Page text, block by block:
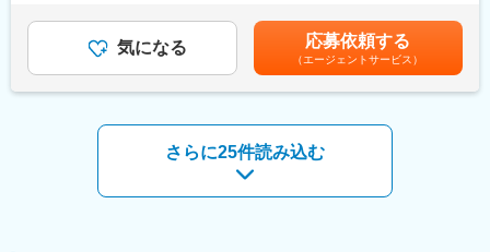
・7,000名を超えるエンジニアが活躍する売上高・顧客数最大級の
エンジニアリングソリューションを展開する企業となります。
■キャリアステップ：
営業担当者として顧客を担当。その後、リーダー、マネジメント
■入社後のフォロー：
現在実施している施策の内容や付随する業務手順等、丁寧に説明
し、フォローしていきます。
経験の浅い業務についてはOJTにて業務を覚えていただきます。
1か月分相当）×4.5ヵ月・手当／住宅手当14,000円×12ヶ月（支給
要件あり）・残業手当／月20時間分（全社平均）×12ヶ月賃金は
あくまでも目安の金額であり、選考を通じて上下する可能性があ
ります。月給(月額)は固定手当を含めた表記です。
気になる 応募依頼する
（エージェントサービス）
さらに25件読み込む